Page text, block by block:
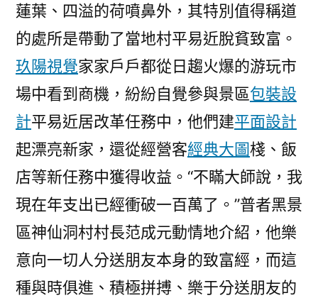
蓮葉、四溢的荷噴鼻外，其特別值得稱道
的處所是帶動了當地村平易近脫貧致富。
玖陽視覺家家戶戶都從日趨火爆的游玩市
場中看到商機，紛紛自覺參與景區包裝設
計平易近居改革任務中，他們建平面設計
起漂亮新家，還從經營客經典大圖棧、飯
店等新任務中獲得收益。“不瞞大師說，我
現在年支出已經衝破一百萬了。”普者黑景
區神仙洞村村長范成元動情地介紹，他樂
意向一切人分送朋友本身的致富經，而這
種與時俱進、積極拼搏、樂于分送朋友的